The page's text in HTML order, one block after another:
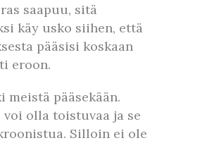
saapuu, sitä
käy usko siihen, että
pääsisi koskaan
eroon.
meistä pääsekään.
voi olla toistuvaa ja se
Silloin ei ole